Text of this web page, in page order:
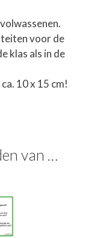
voor de
klas als in de
10 x 15 cm!
van …